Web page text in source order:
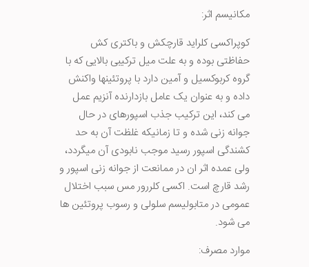
مکانیسم اثر:
کوپراکسی کلراید قارچکش و باکتری کش
حفاظتی بوده و به علت میل ترکیبی بالایی که با
گروه کربوکسیل و آمین دارد با پروتئینها واکنش
داده و به عنوان یک عامل بازدارنده آنزیم عمل
می کند، این ترکیب جذب اسپورهای در حال
جوانه زنی شده و تا زمانیکه غلظت آن به حد
کشندگی اسپور رسید موجب نابودی آن میگردد،
ولی عمده اثر ان در ممانعت از جوانه زنی اسپور و
رشد قارچ است. اکسی کلررور مس سبب اختلال
عمومی در متابولیسم سلولی و رسوب پروتئین ها
می شود.
موارد مصرف: